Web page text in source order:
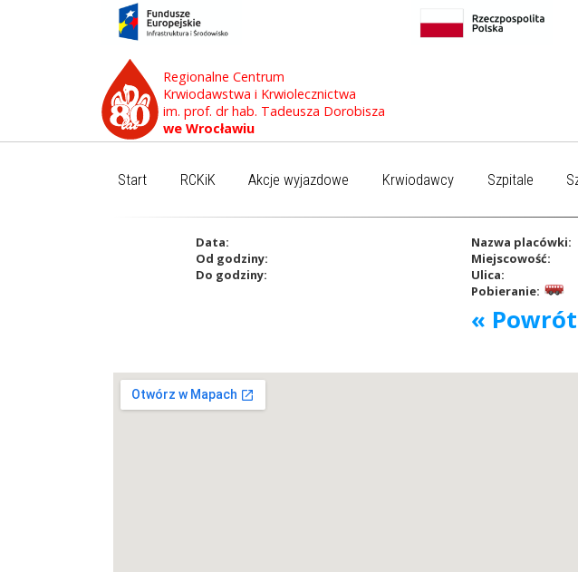
Regionalne Centrum
Krwiodawstwa i Krwiolecznictwa
im. prof. dr hab. Tadeusza Dorobisza
we Wrocławiu
Start RCKiK Akcje wyjazdowe Krwiodawcy Szpitale
Data:
Od godziny:
Do godziny:
Nazwa placówki:
Miejscowość:
Ulica:
Pobieranie:
«